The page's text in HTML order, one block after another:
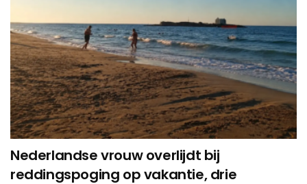
Nederlandse vrouw overlijdt bij
reddingspoging op vakantie, drie